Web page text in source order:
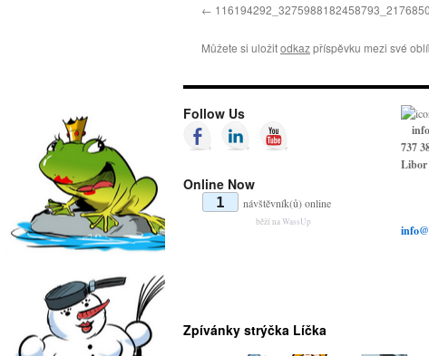
Můžete si uložitodkazpříspěvku mezi své
Follow Us
Online Now
1 návštěvník(ů) online
běží naWassUp
737
Libor
Zpívánky strýčka Líčka